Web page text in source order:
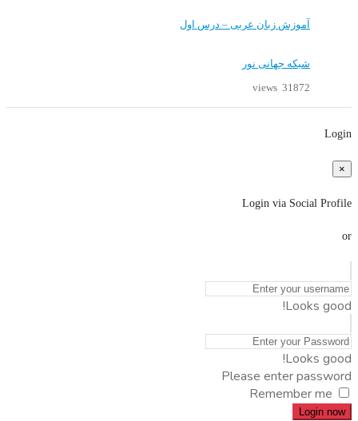
آموزش زبان عربی – درس اول
شبکه جهانی نور
31872 views
Login
×
Login via Social Profile
or
Looks good!
Looks good!
Please enter password
Remember me
Login now